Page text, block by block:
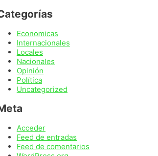
Economicas
Internacionales
Locales
Nacionales
Opinión
Política
Uncategorized
Acceder
Feed de entradas
Feed de comentarios